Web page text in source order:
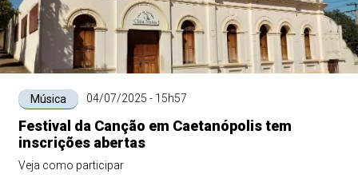
Música 04/07/2025 - 15h57
Festival da Canção em Caetanópolis tem
inscrições abertas
Veja como participar